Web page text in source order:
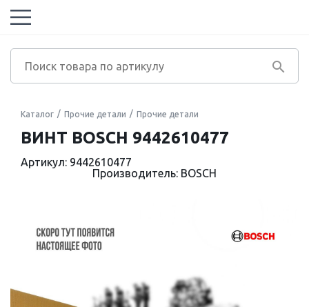
Каталог Прочие детали Прочие детали
ВИНТ BOSCH 9442610477
Артикул: 9442610477
Производитель: BOSCH